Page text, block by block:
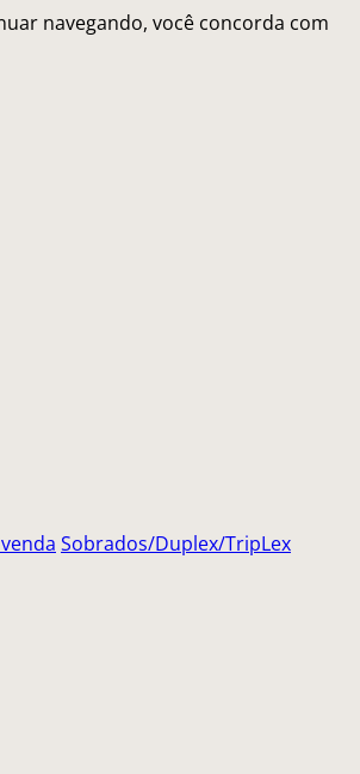
navegando, você concorda com
Sobrados/Duplex/TripLex